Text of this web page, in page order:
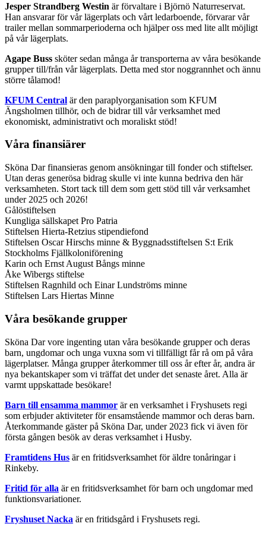
Jesper Strandberg Westin är förvaltare i Björnö Naturreservat.
Han ansvarar för vår lägerplats och vårt ledarboende, förvarar vår
trailer mellan sommarperioderna och hjälper oss med lite allt möjligt
på vår lägerplats.
Agape Buss sköter sedan många år transporterna av våra besökande
grupper till/från vår lägerplats. Detta med stor noggrannhet och ännu
större tålamod!
KFUM Central är den paraplyorganisation som KFUM
Ängsholmen tillhör, och de bidrar till vår verksamhet med
ekonomiskt, administrativt och moraliskt stöd!
Våra finansiärer
Sköna Dar finansieras genom ansökningar till fonder och stiftelser.
Utan deras generösa bidrag skulle vi inte kunna bedriva den här
verksamheten. Stort tack till dem som gett stöd till vår verksamhet
under 2025 och 2026!
Gålöstiftelsen
Kungliga sällskapet Pro Patria
Stiftelsen Hierta-Retzius stipendiefond
Stiftelsen Oscar Hirschs minne & Byggnadsstiftelsen S:t Erik
Stockholms Fjällkoloniförening
Karin och Ernst August Bångs minne
Åke Wibergs stiftelse
Stiftelsen Ragnhild och Einar Lundströms minne
Stiftelsen Lars Hiertas Minne
Våra besökande grupper
Sköna Dar vore ingenting utan våra besökande grupper och deras
barn, ungdomar och unga vuxna som vi tillfälligt får rå om på våra
lägerplatser. Många grupper återkommer till oss år efter år, andra är
nya bekantskaper som vi träffat det under det senaste året. Alla är
varmt uppskattade besökare!
Barn till ensamma mammor är en verksamhet i Fryshusets regi
som erbjuder aktiviteter för ensamstående mammor och deras barn.
Återkommande gäster på Sköna Dar, under 2023 fick vi även för
första gången besök av deras verksamhet i Husby.
Framtidens Hus är en fritidsverksamhet för äldre tonåringar i
Rinkeby.
Fritid för alla är en fritidsverksamhet för barn och ungdomar med
funktionsvariationer.
Fryshuset Nacka är en fritidsgård i Fryshusets regi.